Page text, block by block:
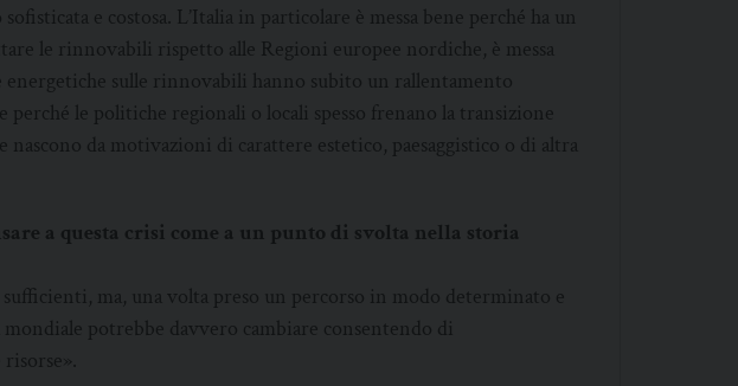
e costosa. L’Italia in particolare è messa bene perché ha un
le rinnovabili rispetto alle Regioni europee nordiche, è messa
energetiche sulle rinnovabili hanno subito un rallentamento
perché le politiche regionali o locali spesso frenano la transizione
nascono da motivazioni di carattere estetico, paesaggistico o di altra
a questa crisi come a un punto di svolta nella storia
ma, una volta preso un percorso in modo determinato e
potrebbe davvero cambiare consentendo di